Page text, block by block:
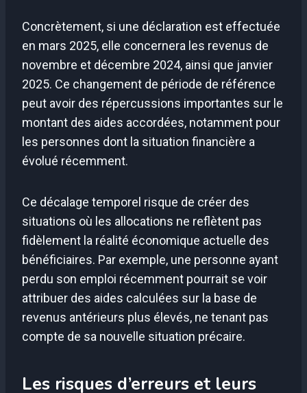
Concrètement, si une déclaration est effectuée
en mars 2025, elle concernera les revenus de
novembre et décembre 2024, ainsi que janvier
2025. Ce changement de période de référence
peut avoir des répercussions importantes sur le
montant des aides accordées, notamment pour
les personnes dont la situation financière a
évolué récemment.
Ce décalage temporel risque de créer des
situations où les allocations ne reflètent pas
fidèlement la réalité économique actuelle des
bénéficiaires. Par exemple, une personne ayant
perdu son emploi récemment pourrait se voir
attribuer des aides calculées sur la base de
revenus antérieurs plus élevés, ne tenant pas
compte de sa nouvelle situation précaire.
Les risques d’erreurs et leurs